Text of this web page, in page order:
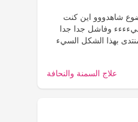
شاهدووو اين كنت
وفاشل جدا جدا
بتاتا البتة مو معقول !! 2015 والمنتدى بهذا الشكل السيء
علاج السمنة والنحافة